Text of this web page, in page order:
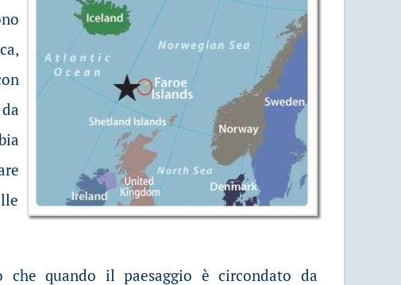
che quando il paesaggio è circondato da